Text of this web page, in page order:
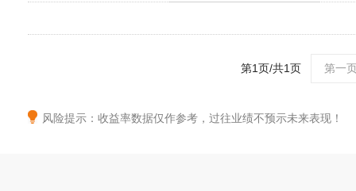
第1页/共1页 第一
风险提示：收益率数据仅作参考，过往业绩不预示未来表现！